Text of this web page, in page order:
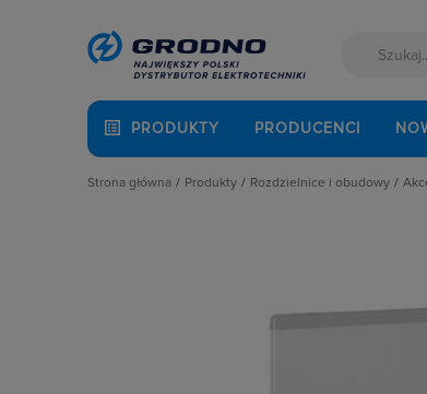
PRODUKTY PRODUCENCI
Strona główna
Produkty
Rozdzielnice i obudowy